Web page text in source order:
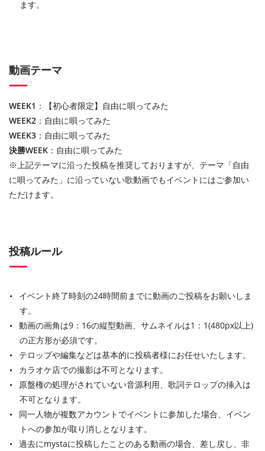
ます。
動画テーマ
WEEK1 ：【初心者限定】自由に唄ってみた
WEEK2 ：自由に唄ってみた
WEEK3 ：自由に唄ってみた
決勝WEEK ：自由に唄ってみた
※上記テーマに沿った投稿を推奨しておりますが、テーマ「自由
に唄ってみた」に沿っていない歌動画でもイベントにはご参加い
ただけます。
投稿ルール
イベント終了時刻の24時間前までに動画のご投稿をお願いしま
す。
動画の画角は9：16の縦型動画、サムネイルは1：1(480px以上)
の正方形が必須です。
テロップや編集などは基本的に投稿者様にお任せいたします。
カラオケ店での撮影は不可となります。
原盤権の処理がされていない音源利用、歌詞テロップの挿入は
不可となります。
同一人物が複数アカウントでイベントに参加した場合、イベン
トへの参加が取り消しとなります。
過去にmystaに投稿したことのある動画の場合、差し戻し、非